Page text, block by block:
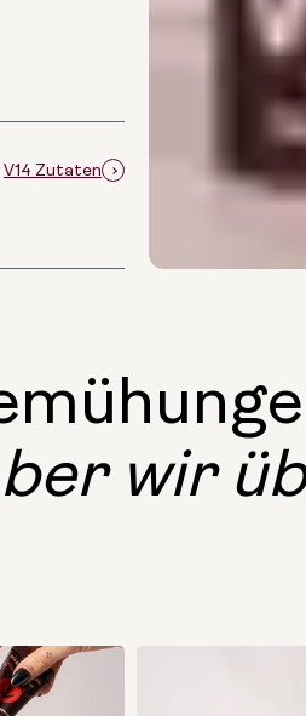
V14 Zutaten
wir